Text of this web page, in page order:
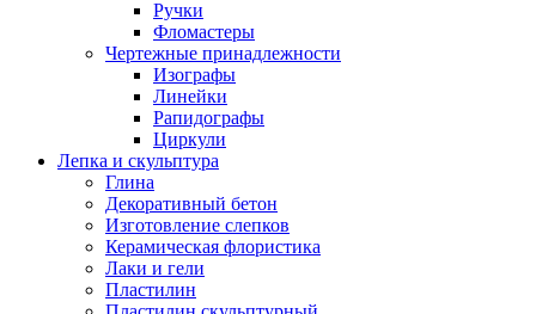
Ручки
Фломастеры
Чертежные принадлежности
Изографы
Линейки
Рапидографы
Циркули
Лепка и скульптура
Глина
Декоративный бетон
Изготовление слепков
Керамическая флористика
Лаки и гели
Пластилин